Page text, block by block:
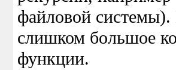
файловой системы).
слишком большое
функции.